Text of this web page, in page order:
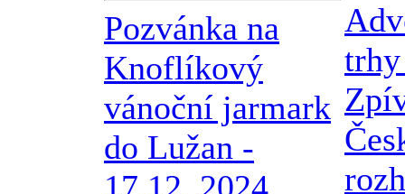
Pozvánka na
Knoflíkový
vánoční jarmark
do Lužan -